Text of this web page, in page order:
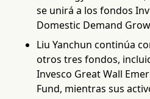
se unirá a los fondos
Domestic Demand
Liu Yanchun continúa
otros tres fondos,
Invesco Great Wall
Fund, mientras sus